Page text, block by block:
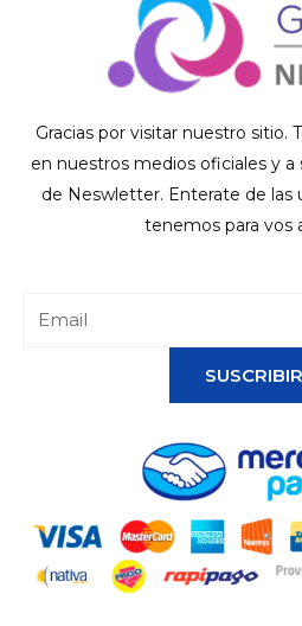
Gracias por visitar nuestro sitio.
en nuestros medios oficiales y a
de Neswletter. Enterate de las
tenemos para vos